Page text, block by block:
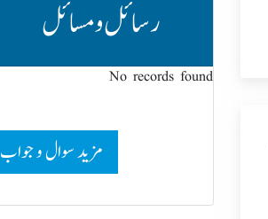
رسائل و مسائل
No records found
مزید سوال و جواب